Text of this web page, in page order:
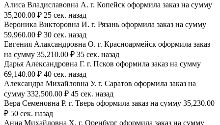
Алиса Владиславовна А. г. Копейск оформила заказ на сумму
35,200.00 ₽ 25 сек. назад
Вероника Викторовна И. г. Рязань оформила заказ на сумму
59,960.00 ₽ 30 сек. назад
Евгения Алаксандровна О. г. Красноармейск оформила заказ
на сумму 35,210.00 ₽ 35 сек. назад
Дарья Александровна Г. г. Псков оформила заказ на сумму
69,140.00 ₽ 40 сек. назад
Александра Михайловна У. г. Саратов оформила заказ на
сумму 332,500.00 ₽ 45 сек. назад
Вера Семеновна Р. г. Тверь оформила заказ на сумму 35,230.00
₽ 50 сек. назад
Анна Михайловна Х. г. Оренбург оформила заказ на сумму